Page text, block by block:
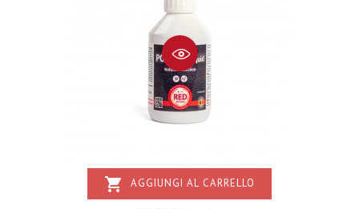
shopping_cart AGGIUNGI AL CARRELLO